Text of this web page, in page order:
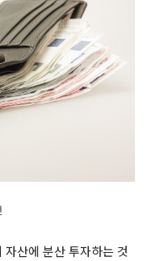
산에 분산 투자하는 것